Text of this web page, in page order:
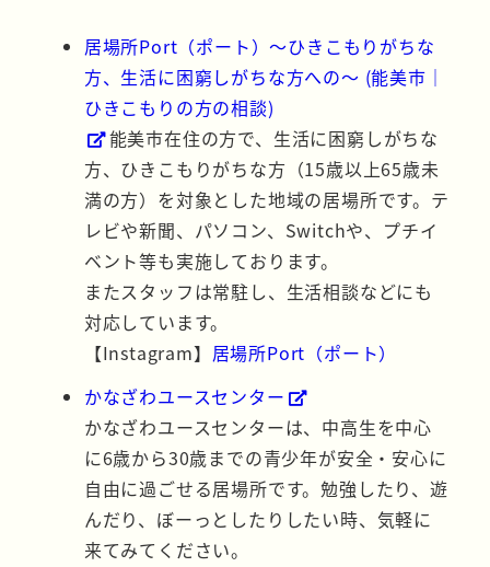
居場所Port（ポート）～ひきこもりがちな
方、生活に困窮しがちな方への～ (能美市｜
ひきこもりの方の相談)
能美市在住の方で、生活に困窮しがちな
方、ひきこもりがちな方（15歳以上65歳未
満の方）を対象とした地域の居場所です。テ
レビや新聞、パソコン、Switchや、プチイ
ベント等も実施しております。
またスタッフは常駐し、生活相談などにも
対応しています。
【Instagram】 居場所Port（ポート）
かなざわユースセンター
かなざわユースセンターは、中高生を中心
に6歳から30歳までの青少年が安全・安心に
自由に過ごせる居場所です。勉強したり、遊
んだり、ぼーっとしたりしたい時、気軽に
来てみてください。